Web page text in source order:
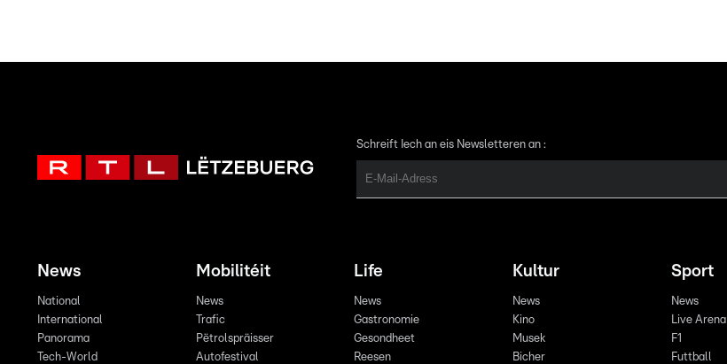
Schreift Iech an eis Newsletteren an :
News
National
International
Panorama
Tech-World
Mobilitéit
News
Trafic
Pëtrolspräisser
Autofestival
Life
News
Gastronomie
Gesondheet
Reesen
Kultur
News
Kino
Musek
Bicher
Sport
News
Live Arena
F1
Futtball